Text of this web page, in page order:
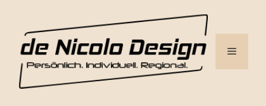
springen
Menü